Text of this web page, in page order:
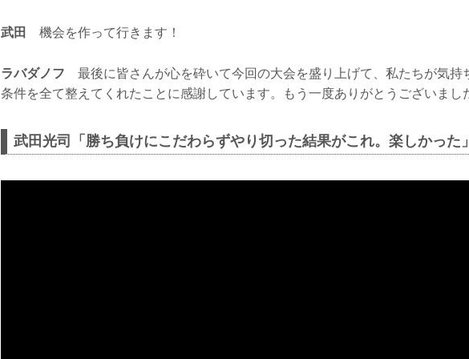
武田 機会を作って行きます！
ラバダノフ 最後に皆さんが心を砕いて今回の大会を盛り上げて、私たちが気持
条件を全て整えてくれたことに感謝しています。もう一度ありがとうございまし
武田光司「勝ち負けにこだわらずやり切った結果がこれ。楽しかった」